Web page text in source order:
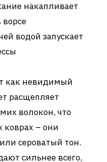
накапливает
водой запускает
как невидимый
расщепляет
волокон, что
коврах – они
сероватый тон.
сильнее всего,